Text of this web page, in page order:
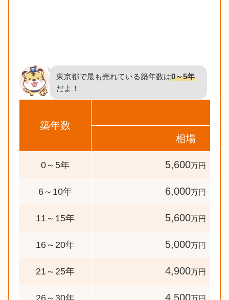
東京都で最も売れている築年数は0～5年
だよ！
築年数
相場
0～5年 5,600万円
6～10年 6,000万円
11～15年 5,600万円
16～20年 5,000万円
21～25年 4,900万円
26～30年 4,500万円